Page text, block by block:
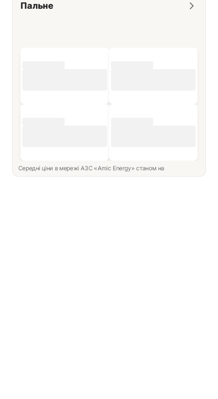
Пальне
Середні ціни в мережі АЗС «Amic Energy» станом на